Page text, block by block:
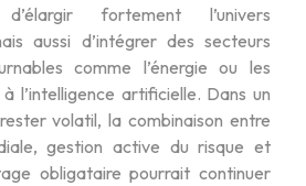
fortement l’univers
aussi d’intégrer des secteurs
comme l’énergie ou les
l’intelligence artificielle. Dans un
volatil, la combinaison entre
gestion active du risque et
obligataire pourrait continuer